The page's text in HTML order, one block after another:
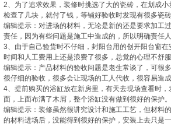
2、为了追求效果，装修时挑选了大的瓷砖，在划成
检查了几块，就付了钱，等铺好验收时发现有很多瓷
编辑提示：对进场的材料，无论是新的还是要求加工
责任，因为有些问题是施工中造成的，所以明确责任
3、由于自己验货时不仔细，封阳台用的创开阳台窗
时间和人工费用上还是浪费了很多，总觉的心理不舒服
编辑提示：产品材料的验收问题是老生常谈了，可很
很仔细的验收，很多会让现场的工人代收，很容易造
4、提前购买的浴缸放在新房里，有天去现场查看时
面，上面布满了木屑，整个浴缸没有做到很好的保护。
编辑提示：装修虽然很讲究设计和施工工艺，但材料
的材料进场后，没能得到很好的保护，安装上去只是